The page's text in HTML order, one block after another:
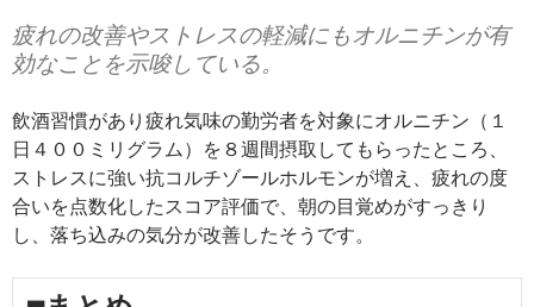
疲れの改善やストレスの軽減にもオルニチンが有
効なことを示唆している。
飲酒習慣があり疲れ気味の勤労者を対象にオルニチン（１
日４００ミリグラム）を８週間摂取してもらったところ、
ストレスに強い抗コルチゾールホルモンが増え、疲れの度
合いを点数化したスコア評価で、朝の目覚めがすっきり
し、落ち込みの気分が改善したそうです。